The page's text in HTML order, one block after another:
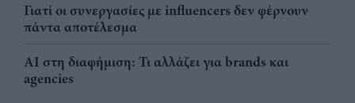
Γιατί οι συνεργασίες με influencers δεν φέρνουν
πάντα αποτέλεσμα
AI στη διαφήμιση: Τι αλλάζει για brands και
agencies